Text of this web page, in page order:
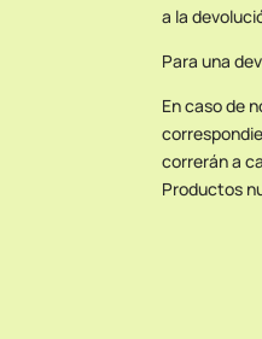
a la
Para una
En caso de
correrán a
Productos